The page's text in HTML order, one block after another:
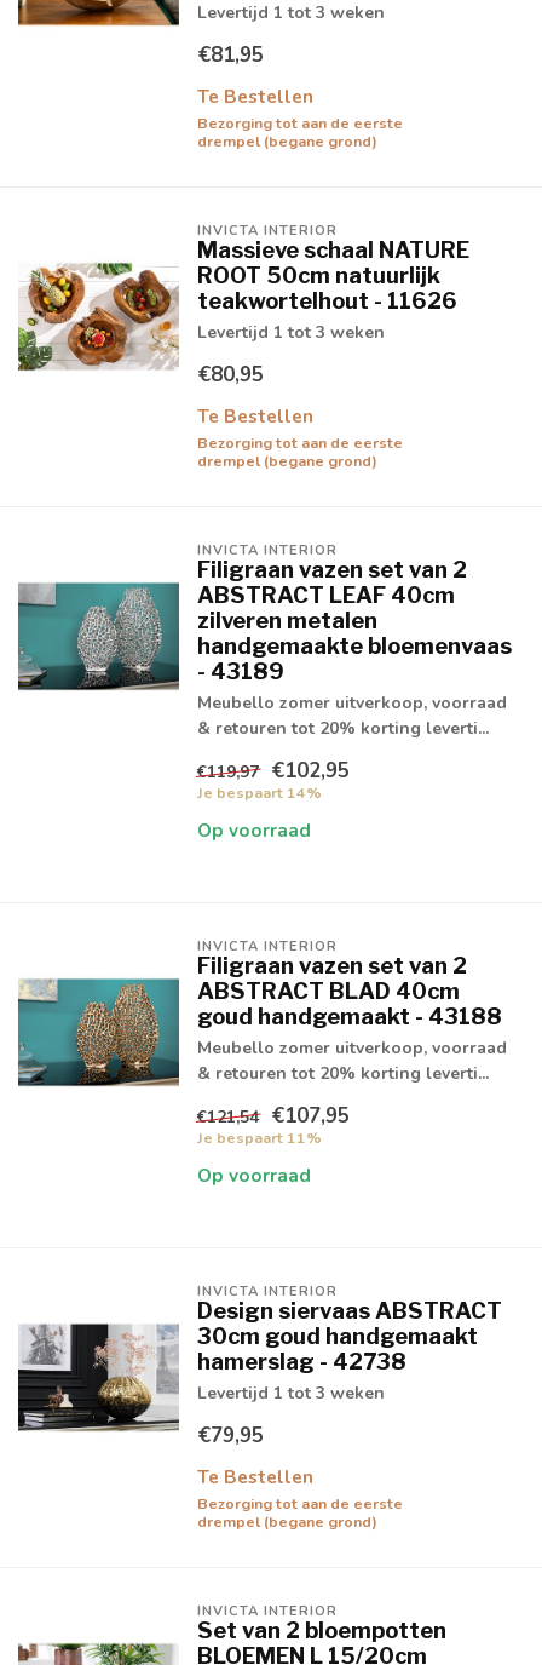
Levertijd 1 tot 3 weken
€81,95
Te Bestellen
Bezorging tot aan de eerste
drempel (begane grond)
INVICTA INTERIOR
Massieve schaal NATURE
ROOT 50cm natuurlijk
teakwortelhout - 11626
Levertijd 1 tot 3 weken
€80,95
Te Bestellen
Bezorging tot aan de eerste
drempel (begane grond)
INVICTA INTERIOR
Filigraan vazen set van 2
ABSTRACT LEAF 40cm
zilveren metalen
handgemaakte bloemenvaas
- 43189
Meubello zomer uitverkoop, voorraad
& retouren tot 20% korting leverti...
€119,97 €102,95
Je bespaart 14%
Op voorraad
INVICTA INTERIOR
Filigraan vazen set van 2
ABSTRACT BLAD 40cm
goud handgemaakt - 43188
Meubello zomer uitverkoop, voorraad
& retouren tot 20% korting leverti...
€121,54 €107,95
Je bespaart 11%
Op voorraad
INVICTA INTERIOR
Design siervaas ABSTRACT
30cm goud handgemaakt
hamerslag - 42738
Levertijd 1 tot 3 weken
€79,95
Te Bestellen
Bezorging tot aan de eerste
drempel (begane grond)
INVICTA INTERIOR
Set van 2 bloempotten
BLOEMEN L 15/20cm